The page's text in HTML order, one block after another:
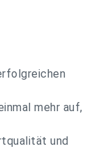
mehr auf,
und